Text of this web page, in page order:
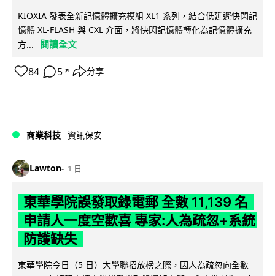
KIOXIA 發表全新記憶體擴充模組 XL1 系列，結合低延遲快閃記
憶體 XL-FLASH 與 CXL 介面，將快閃記憶體轉化為記憶體擴充
方...
閱讀全文
84 5 ↗ 分享
商業科技 資訊保安
Lawton 1 日
東華學院誤發取錄電郵 全數 11,139 名
申請人一度空歡喜 專家:人為疏忽+系統
防護缺失
東華學院今日（5 日）大學聯招放榜之際，因人為疏忽向全數